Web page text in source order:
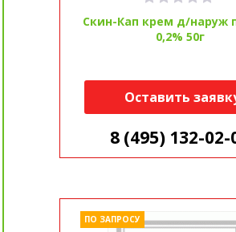
Скин-Кап крем д/наруж
0,2% 50г
Оставить
8 (495) 132-02-
ПО ЗАПРОСУ